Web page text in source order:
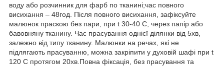
воду або розчинник для фарб по тканині;час повного
висихання – 48год. Після повного висихання, зафіксуйте
малюнок праскою без пари, при t 30-40 С, через папір або
бавовняну тканину. Час прасування однієї ділянки від 5хв,
залежно від типу тканину. Малюнки на речах, які не
підлягають прасуванню, можна закріпити у духовій шафі при t
120 С протягом 20хв.Повна фіксація, без прасування та